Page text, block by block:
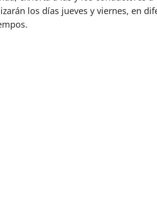
los días jueves y viernes, en